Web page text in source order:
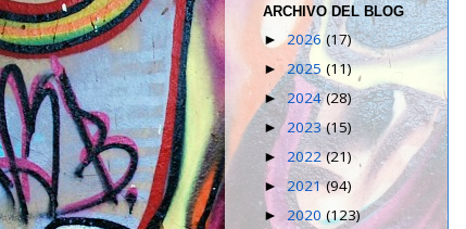
ARCHIVO DEL BLOG
►2026 (17)
►2025 (11)
►2024(28)
►2023(15)
► 2022(21)
► 2021(94)
► 2020(123)